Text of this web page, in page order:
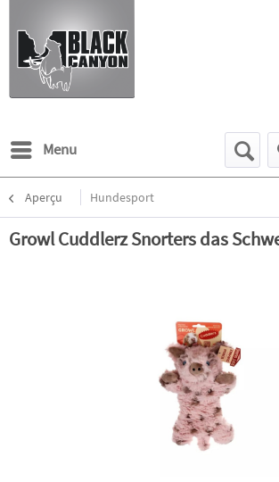
Menu
Aperçu Hundesport
Growl Cuddlerz Snorters das